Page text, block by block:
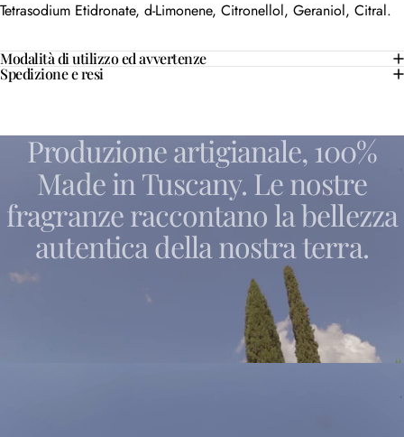
Tetrasodium Etidronate, d-Limonene, Citronellol, Geraniol, Citral.
Modalità di utilizzo ed avvertenze
Spedizione e resi
Produzioneartigianale,100%
Madein Tuscany. Lenostre
fragranzeraccontano labellezza
autentica dellanostraterra.